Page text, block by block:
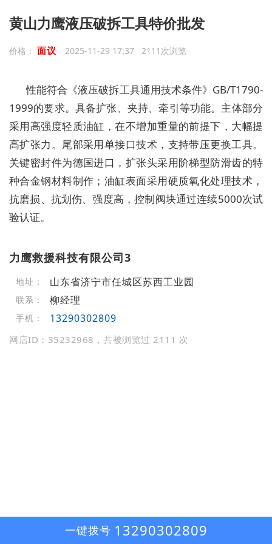
黄山力鹰液压破拆工具特价批发
价格： 面议 2025-11-29 17:37 2111次浏览
性能符合《液压破拆工具通用技术条件》GB/T1790-
1999的要求。具备扩张、夹持、牵引等功能。主体部分
采用高强度轻质油缸，在不增加重量的前提下，大幅提
高扩张力。尾部采用单接口技术，支持带压更换工具。
关键密封件为德国进口，扩张头采用阶梯型防滑齿的特
种合金钢材料制作；油缸表面采用硬质氧化处理技术，
抗磨损、抗划伤、强度高，控制阀块通过连续5000次试
验认证。
力鹰救援科技有限公司3
地址： 山东省济宁市任城区苏西工业园
联系： 柳经理
手机： 13290302809
网店ID：35232968，共被浏览过 2111 次
一键拨号 13290302809